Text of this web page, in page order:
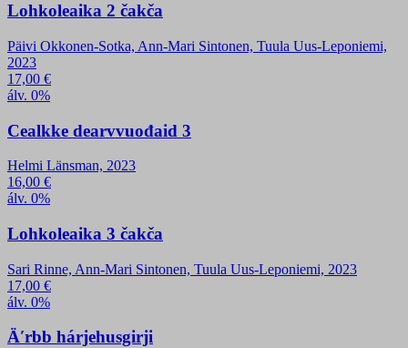
Lohkoleaika 2 čakča
Päivi Okkonen-Sotka, Ann-Mari Sintonen, Tuula Uus-Leponiemi,
2023
17,00 €
álv. 0%
Cealkke dearvvuođaid 3
Helmi Länsman, 2023
16,00 €
álv. 0%
Lohkoleaika 3 čakča
Sari Rinne, Ann-Mari Sintonen, Tuula Uus-Leponiemi, 2023
17,00 €
álv. 0%
Äʹrbb hárjehusgirji